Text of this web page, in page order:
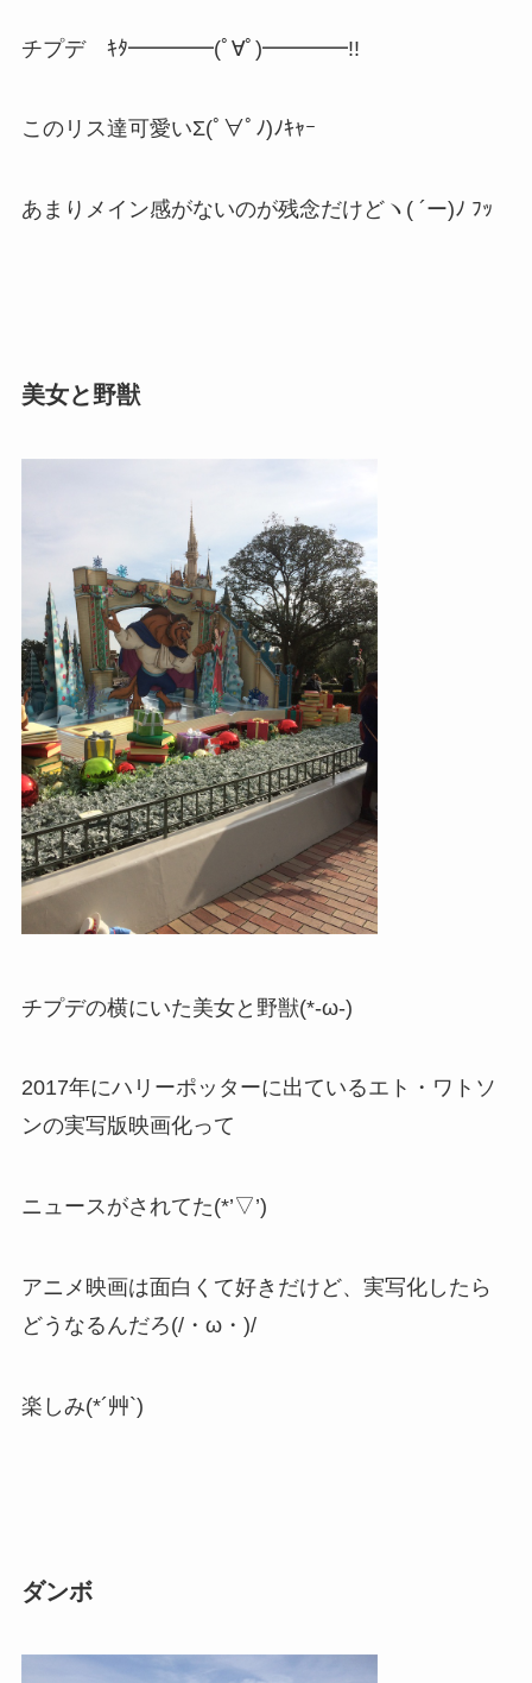
チプデ ｷﾀ━━━━(ﾟ∀ﾟ)━━━━!!
このリス達可愛いΣ(ﾟ∀ﾟﾉ)ﾉｷｬｰ
あまりメイン感がないのが残念だけどヽ( ´ー)ﾉ ﾌｯ
美女と野獣
チプデの横にいた美女と野獣(*-ω-)
2017年にハリーポッターに出ているエト・ワトソ
ンの実写版映画化って
ニュースがされてた(*’▽’)
アニメ映画は面白くて好きだけど、実写化したら
どうなるんだろ(/・ω・)/
楽しみ(*´艸`)
ダンボ